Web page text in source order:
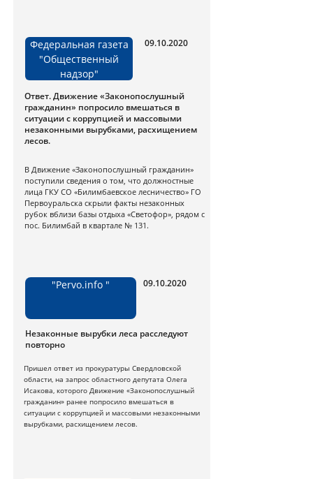
Пришел ответ из прокуратуры Свердловской
области, на запрос областного депутата Олега
Исакова, которого Движение «Законопослушный
гражданин» ранее попросило вмешаться в
ситуации с коррупцией и массовыми незаконными
вырубками, расхищением лесов.
Федеральная газета
"Общественный
надзор"
"Pervo.info "
Незаконные вырубки леса расследуют
повторно
09.10.2020
09.10.2020
В Движение «Законопослушный гражданин»
поступили сведения о том, что должностные
лица ГКУ СО «Билимбаевское лесничество» ГО
Первоуральска скрыли факты незаконных
рубок вблизи базы отдыха «Светофор», рядом с
пос. Билимбай в квартале № 131.
Ответ. Движение «Законопослушный
гражданин» попросило вмешаться в
ситуации с коррупцией и массовыми
незаконными вырубками, расхищением
лесов.